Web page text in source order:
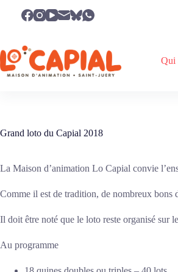
Qui
Grand loto du Capial 2018
La Maison d’animation Lo Capial convie
Comme il est de tradition, de nombreux bons
Il doit être noté que le loto reste organisé sur
Au programme